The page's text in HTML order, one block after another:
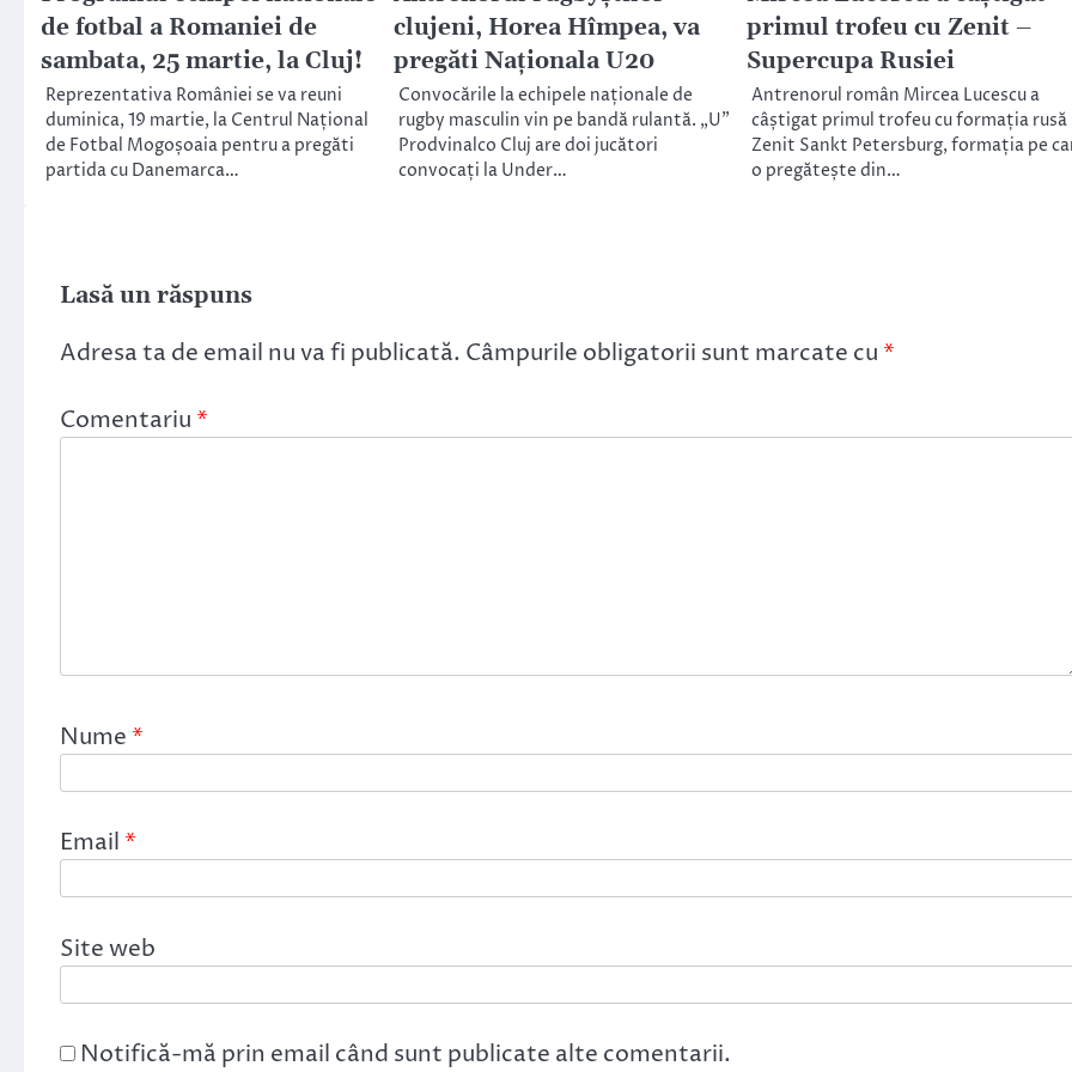
de fotbal a Romaniei de
sambata, 25 martie, la Cluj!
Reprezentativa României se va reuni
duminica, 19 martie, la Centrul Național
de Fotbal Mogoșoaia pentru a pregăti
partida cu Danemarca…
clujeni, Horea Hîmpea, va
pregăti Naționala U20
Convocările la echipele naționale de
rugby masculin vin pe bandă rulantă. „U”
Prodvinalco Cluj are doi jucători
convocați la Under…
primul trofeu cu Zenit –
Supercupa Rusiei
Antrenorul român Mircea Lucescu a
câștigat primul trofeu cu formația rusă
Zenit Sankt Petersburg, formația pe
o pregătește din…
Lasă un răspuns
Adresa ta de email nu va fi publicată. Câmpurile obligatorii sunt marcate cu *
Comentariu *
Nume *
Email *
Site web
Notifică-mă prin email când sunt publicate alte comentarii.